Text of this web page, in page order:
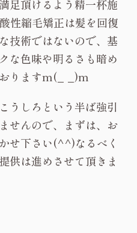
足頂けるよう精一杯施
性縮毛矯正は髪を回復
技術ではないので、基
な色味や明るさも暗め
りますm(_ _)m
うしろという半ば強引
せんので、まずは、お
せ下さい(^^)なるべく
供は進めさせて頂きま